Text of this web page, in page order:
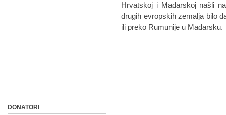
Hrvatskoj i Mađarskoj našli
drugih evropskih zemalja bilo
ili preko Rumunije u Mađarsku.
DONATORI